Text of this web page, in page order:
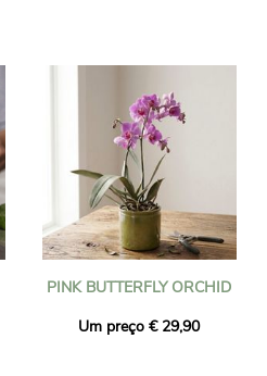
PINK BUTTERFLY ORCHID
Um preço € 29,90